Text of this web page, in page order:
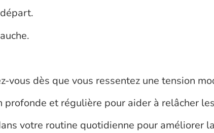
vous dès que vous ressentez une tension
et régulière pour aider à relâcher
votre routine quotidienne pour améliorer